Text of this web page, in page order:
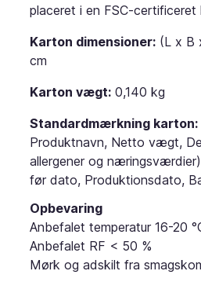
placeret i en FSC-certificeret
Karton dimensioner: (L x B
cm
Karton vægt: 0,140 kg
Standardmærkning karton:
Produktnavn, Netto vægt,
allergener og
før dato, Produktionsdato,
Opbevaring
Anbefalet temperatur 16-20
Anbefalet RF < 50 %
Mørk og adskilt fra